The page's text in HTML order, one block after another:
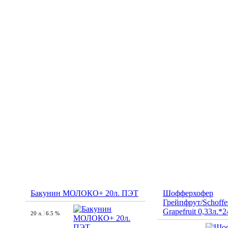
Бакунин МОЛОКО+ 20л. ПЭТ
20 л. 6.5 %
Шофферхофер
Грейпфрут/
Grapefruit